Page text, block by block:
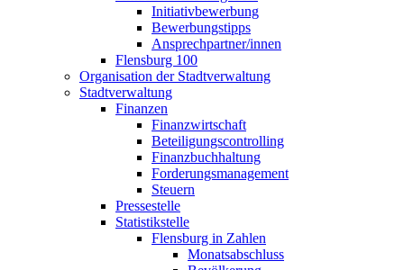
Initiativbewerbung
Bewerbungstipps
Ansprechpartner/innen
Flensburg 100
Organisation der Stadtverwaltung
Stadtverwaltung
Finanzen
Finanzwirtschaft
Beteiligungscontrolling
Finanzbuchhaltung
Forderungsmanagement
Steuern
Pressestelle
Statistikstelle
Flensburg in Zahlen
Monatsabschluss